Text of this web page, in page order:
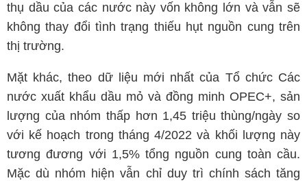
thụ dầu của các nước này vốn không lớn và vẫn sẽ
không thay đổi tình trạng thiếu hụt nguồn cung trên
thị trường.
Mặt khác, theo dữ liệu mới nhất của Tổ chức Các
nước xuất khẩu dầu mỏ và đồng minh OPEC+, sản
lượng của nhóm thấp hơn 1,45 triệu thùng/ngày so
với kế hoạch trong tháng 4/2022 và khối lượng này
tương đương với 1,5% tổng nguồn cung toàn cầu.
Mặc dù nhóm hiện vẫn chỉ duy trì chính sách tăng